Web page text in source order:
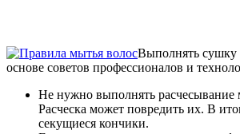
Выполнять сушку
основе советов профессионалов и
Не нужно выполнять расчесывание
Расческа может повредить их. В
секущиеся кончики.